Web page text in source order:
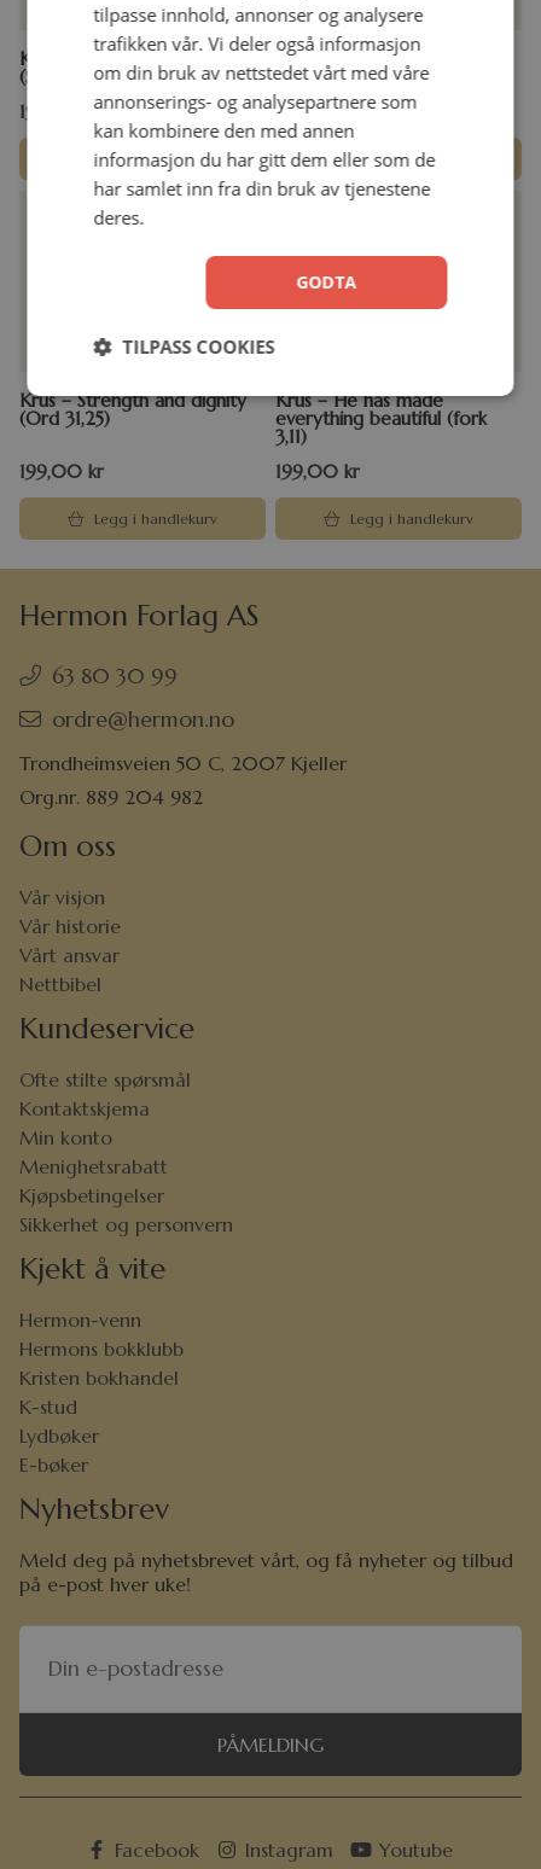
Krus natur– Be still and know
(Sal 46,10)
199,00
kr
Legg i handlekurv
Krus – Trust in the Lord with
all your heart (Ord 3,5)
199,00kr
Legg i handlekurv
Krus – Strength and dignity
(Ord 31,25)
199,00 kr
Legg i handlekurv
Krus – He has made
everything beautiful (fork
3,11)
199,00 kr
Legg i handlekurv
Hermon Forlag AS
63 80 30 99
ordre@hermon.no
Trondheimsveien 50 C, 2007 Kjeller
Org.nr. 889 204 982
Om oss
Vår visjon
Vår historie
Vårt ansvar
Nettbibel
Kundeservice
Ofte stilte spørsmål
Kontaktskjema
Min konto
Menighetsrabatt
Kjøpsbetingelser
Sikkerhet og personvern
Kjekt å vite
Hermon-venn
Hermons bokklubb
Kristen bokhandel
K-stud
Lydbøker
E-bøker
Nyhetsbrev
Meld deg på nyhetsbrevet vårt, og få nyheter og tilbud
på e-post hver uke!
PÅMELDING
Facebook Instagram Youtube
tilpasse innhold, annonser og analysere
trafikken vår. Vi deler også informasjon
om din bruk av nettstedet vårt med våre
annonserings- og analysepartnere som
kan kombinere den med annen
informasjon du har gitt dem eller som de
har samlet inn fra din bruk av tjenestene
deres.
GODTA
TILPASS COOKIES